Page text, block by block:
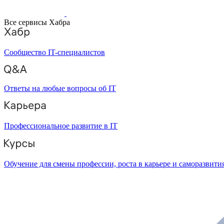
Все сервисы Хабра
Сообщество IT-специалистов
Ответы на любые вопросы об IT
Профессиональное развитие в IT
Обучение для смены профессии, роста в карьере и